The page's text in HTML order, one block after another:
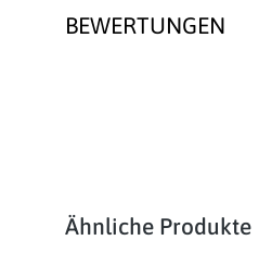
BEWERTUNGEN
Produktgalerie überspringen
Ähnliche Produkte